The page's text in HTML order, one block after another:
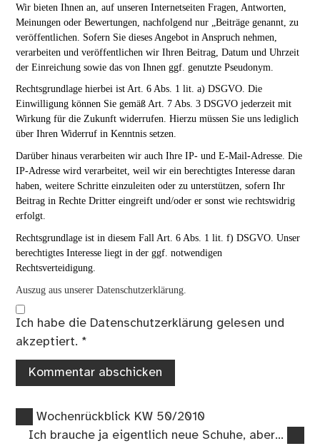
Wir bieten Ihnen an, auf unseren Internetseiten Fragen, Antworten,
Meinungen oder Bewertungen, nachfolgend nur „Beiträge genannt, zu
veröffentlichen. Sofern Sie dieses Angebot in Anspruch nehmen,
verarbeiten und veröffentlichen wir Ihren Beitrag, Datum und Uhrzeit
der Einreichung sowie das von Ihnen ggf. genutzte Pseudonym.
Rechtsgrundlage hierbei ist Art. 6 Abs. 1 lit. a) DSGVO. Die
Einwilligung können Sie gemäß Art. 7 Abs. 3 DSGVO jederzeit mit
Wirkung für die Zukunft widerrufen. Hierzu müssen Sie uns lediglich
über Ihren Widerruf in Kenntnis setzen.
Darüber hinaus verarbeiten wir auch Ihre IP- und E-Mail-Adresse. Die
IP-Adresse wird verarbeitet, weil wir ein berechtigtes Interesse daran
haben, weitere Schritte einzuleiten oder zu unterstützen, sofern Ihr
Beitrag in Rechte Dritter eingreift und/oder er sonst wie rechtswidrig
erfolgt.
Rechtsgrundlage ist in diesem Fall Art. 6 Abs. 1 lit. f) DSGVO. Unser
berechtigtes Interesse liegt in der ggf. notwendigen
Rechtsverteidigung.
Auszug aus unserer Datenschutzerklärung.
Ich habe die Datenschutzerklärung gelesen und
akzeptiert. *
Beitragsnavigation
Vorheriger
Beitrag:
Wochenrückblick KW 50/2010
Nächster
Ich brauche ja eigentlich neue Schuhe, aber…